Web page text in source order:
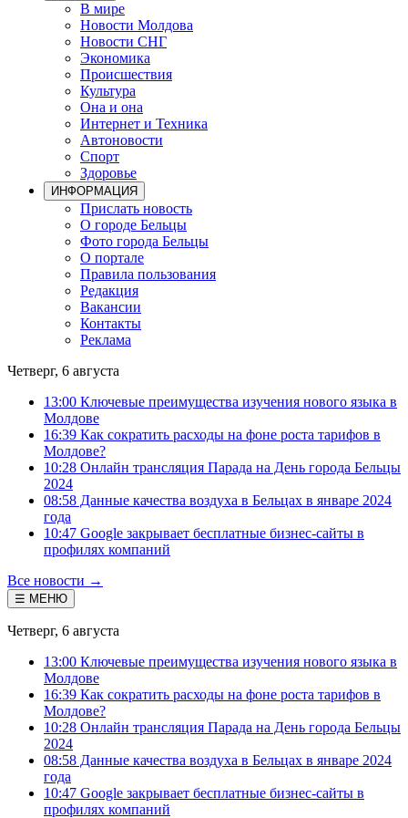
В мире
Новости Молдова
Новости СНГ
Экономика
Происшествия
Культура
Она и она
Интернет и Техника
Автоновости
Спорт
Здоровье
ИНФОРМАЦИЯ
Прислать новость
О городе Бельцы
Фото города Бельцы
О портале
Правила пользования
Редакция
Вакансии
Контакты
Реклама
Четверг, 6 августа
13:00 Ключевые преимущества изучения нового языка в
Молдове
16:39 Как сократить расходы на фоне роста тарифов в
Молдове?
10:28 Онлайн трансляция Парада на День города Бельцы
2024
08:58 Данные качества воздуха в Бельцах в январе 2024
года
10:47 Google закрывает бесплатные бизнес-сайты в
профилях компаний
Все новости →
☰ МЕНЮ
Четверг, 6 августа
13:00 Ключевые преимущества изучения нового языка в
Молдове
16:39 Как сократить расходы на фоне роста тарифов в
Молдове?
10:28 Онлайн трансляция Парада на День города Бельцы
2024
08:58 Данные качества воздуха в Бельцах в январе 2024
года
10:47 Google закрывает бесплатные бизнес-сайты в
профилях компаний